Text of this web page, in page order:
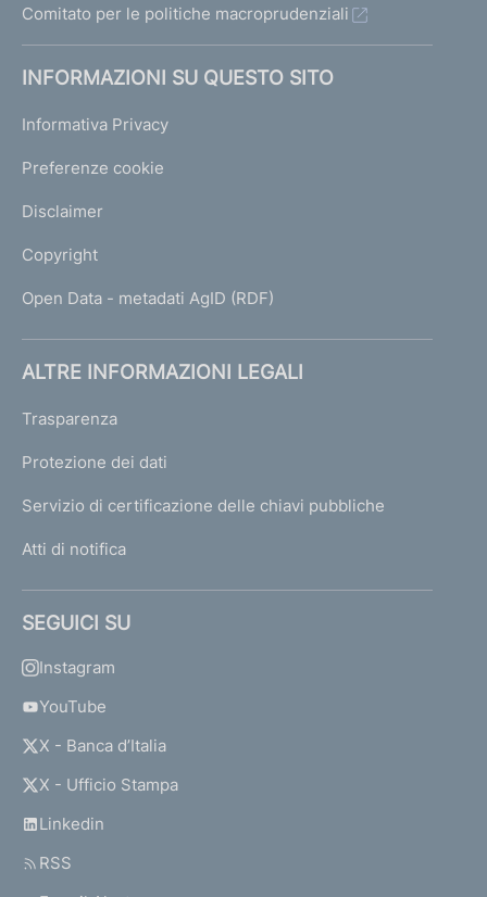
Comitato per le politiche macroprudenziali
INFORMAZIONI SU QUESTO SITO
Informativa Privacy
Preferenze cookie
Disclaimer
Copyright
Open Data - metadati AgID (RDF)
ALTRE INFORMAZIONI LEGALI
Trasparenza
Protezione dei dati
Servizio di certificazione delle chiavi pubbliche
Atti di notifica
SEGUICI SU
Instagram
YouTube
X - Banca d’Italia
X - Ufficio Stampa
Linkedin
RSS